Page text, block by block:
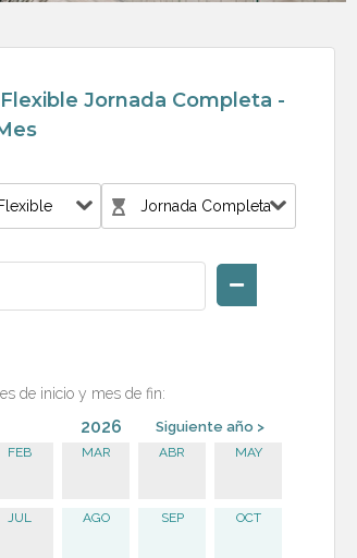
Jornada Completa -
de inicio y mes de fin:
2026 Siguiente año >
FEB MAR ABR MAY
JUL AGO SEP OCT